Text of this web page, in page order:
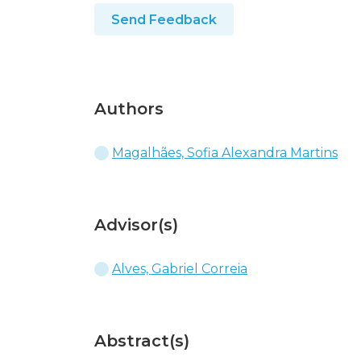
Send Feedback
Authors
Magalhães, Sofia Alexandra Martins
Advisor(s)
Alves, Gabriel Correia
Abstract(s)